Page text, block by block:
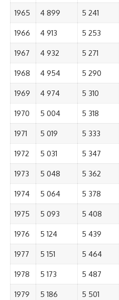
1965 4 899 5 241
1966 4 913 5 253
1967 4 932 5 271
1968 4 954 5 290
1969 4 974 5 310
1970 5 004 5 318
1971 5 019 5 333
1972 5 031 5 347
1973 5 048 5 362
1974 5 064 5 378
1975 5 093 5 408
1976 5 124 5 439
1977 5 151 5 464
1978 5 173 5 487
1979 5 186 5 501